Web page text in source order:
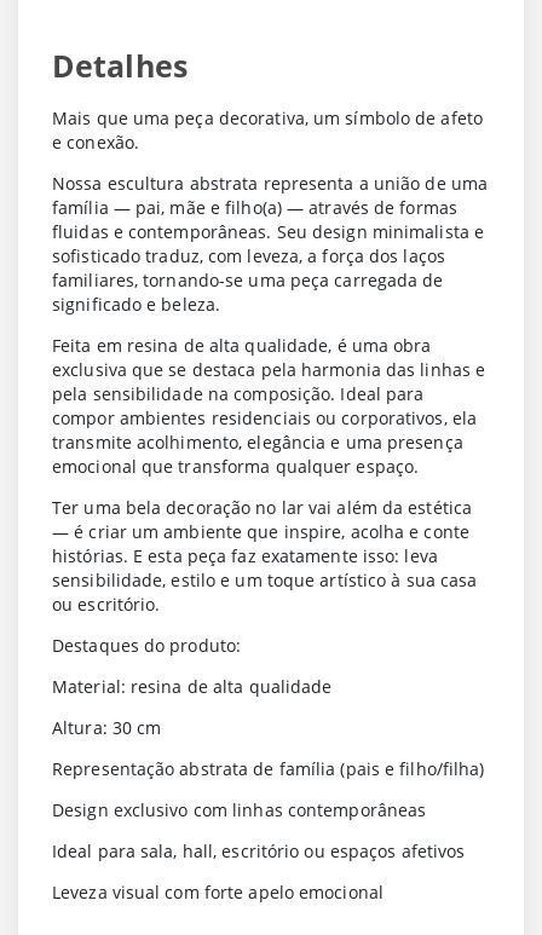
Detalhes
Mais que uma peça decorativa, um símbolo de afeto
e conexão.
Nossa escultura abstrata representa a união de uma
família — pai, mãe e filho(a) — através de formas
fluidas e contemporâneas. Seu design minimalista e
sofisticado traduz, com leveza, a força dos laços
familiares, tornando-se uma peça carregada de
significado e beleza.
Feita em resina de alta qualidade, é uma obra
exclusiva que se destaca pela harmonia das linhas e
pela sensibilidade na composição. Ideal para
compor ambientes residenciais ou corporativos, ela
transmite acolhimento, elegância e uma presença
emocional que transforma qualquer espaço.
Ter uma bela decoração no lar vai além da estética
— é criar um ambiente que inspire, acolha e conte
histórias. E esta peça faz exatamente isso: leva
sensibilidade, estilo e um toque artístico à sua casa
ou escritório.
Destaques do produto:
Material: resina de alta qualidade
Altura: 30 cm
Representação abstrata de família (pais e filho/filha)
Design exclusivo com linhas contemporâneas
Ideal para sala, hall, escritório ou espaços afetivos
Leveza visual com forte apelo emocional